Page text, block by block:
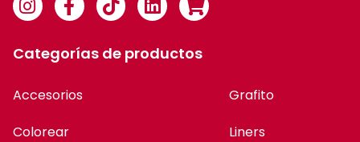
Categorías de productos
Accesorios
Colorear
Grafito
Liners